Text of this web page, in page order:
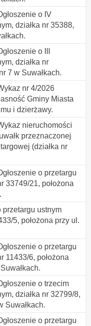
o IV
działka nr 35388,
o III
działka nr
7 w Suwałkach.
nr 4/2026
Gminy Miasta
i dzierżawy.
nieruchomości
przeznaczonej
(działka nr
o przetargu
33749/21, położona
przetargu ustnym
5, położona przy ul.
o przetargu
11433/6, położona
o trzecim
działka nr 32799/8,
Suwałkach.
o przetargu